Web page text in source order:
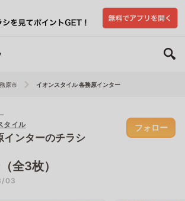
原市 イオンスタイル 各務原インター
タイル
インターのチラシ
フォロー
全3枚）
03